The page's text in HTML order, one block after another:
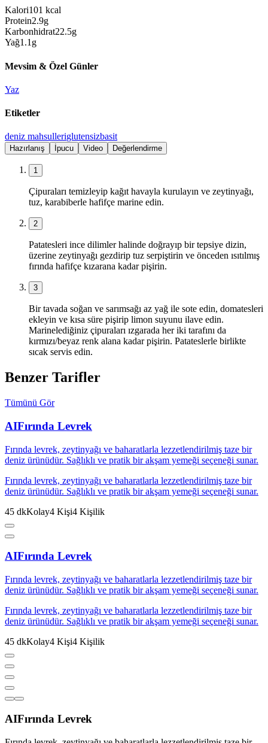
Kalori101 kcal
Protein2.9g
Karbonhidrat22.5g
Yağ1.1 g
Mevsim & Özel Günler
Yaz
Etiketler
deniz mahsulleriglutensizbasit
Hazırlanış İpucu Video Değerlendirme
1
Çipuraları temizleyip kağıt havayla kurulayın ve zeytinyağı,
tuz, karabiberle hafifçe marine edin.
2
Patatesleri ince dilimler halinde doğrayıp bir tepsiye dizin,
üzerine zeytinyağı gezdirip tuz serpiştirin ve önceden ısıtılmış
fırında hafifçe kızarana kadar pişirin.
3
Bir tavada soğan ve sarımsağı az yağ ile sote edin, domatesleri
ekleyin ve kısa süre pişirip limon suyunu ilave edin.
Marinelediğiniz çipuraları ızgarada her iki tarafını da
kırmızı/beyaz renk alana kadar pişirin. Patateslerle birlikte
sıcak servis edin.
Benzer Tarifler
Tümünü Gör
AIFırında Levrek
Fırında levrek, zeytinyağı ve baharatlarla lezzetlendirilmiş taze bir
deniz ürünüdür. Sağlıklı ve pratik bir akşam yemeği seçeneği sunar.
Fırında levrek, zeytinyağı ve baharatlarla lezzetlendirilmiş taze bir
deniz ürünüdür. Sağlıklı ve pratik bir akşam yemeği seçeneği sunar.
45 dkKolay4 Kişi4 Kişilik
AIFırında Levrek
Fırında levrek, zeytinyağı ve baharatlarla lezzetlendirilmiş taze bir
deniz ürünüdür. Sağlıklı ve pratik bir akşam yemeği seçeneği sunar.
Fırında levrek, zeytinyağı ve baharatlarla lezzetlendirilmiş taze bir
deniz ürünüdür. Sağlıklı ve pratik bir akşam yemeği seçeneği sunar.
45 dkKolay4 Kişi4 Kişilik
AIFırında Levrek